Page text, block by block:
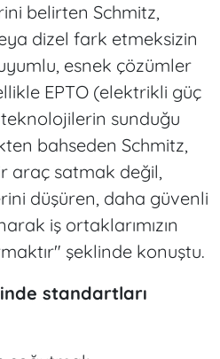
belirten Schmitz,
dizel fark etmeksizin
esnek çözümler
EPTO (elektrikli güç
sunduğu
bahseden Schmitz,
araç satmak değil,
düşüren, daha güvenli
iş ortaklarımızın
şeklinde konuştu.
standartları